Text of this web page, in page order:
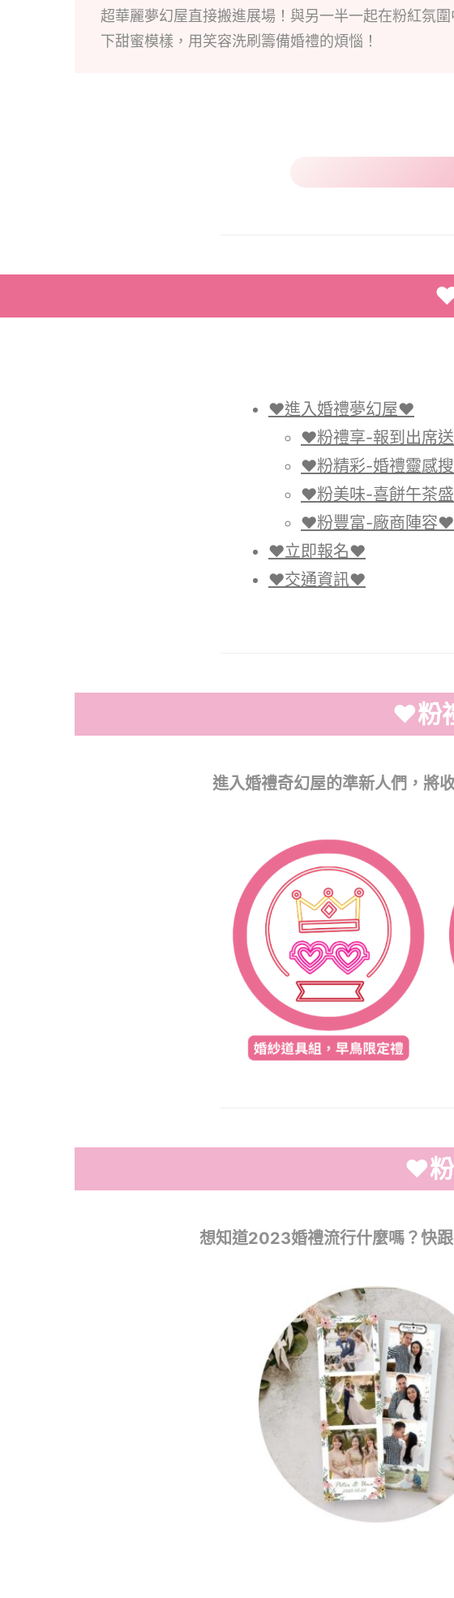
超華麗夢幻屋直接搬進展場！與另一半一起在粉紅氛圍
下甜蜜模樣，用笑容洗刷籌備婚禮的煩惱！
♥進入婚禮夢幻屋♥
♥粉禮享-報到出席
♥粉精彩-婚禮靈感
♥粉美味-喜餅午茶
♥粉豐富-廠商陣容♥
♥立即報名♥
♥交通資訊♥
♥粉
進入婚禮奇幻屋的準新人們，將
♥粉
想知道2023婚禮流行什麼嗎？快